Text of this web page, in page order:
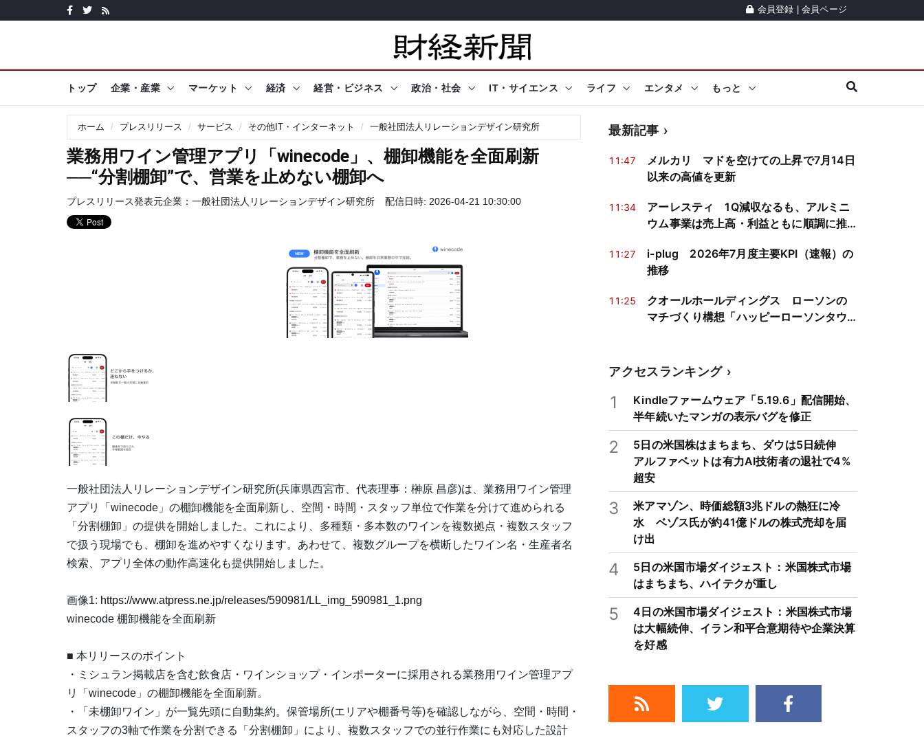
会員登録 会員ページ
トップ 企業・産業 マーケット 経済 経営・ビジネス 政治・社会 IT・サイエンス ライフ エンタメ もっと
ホーム プレスリリース サービス その他IT・インターネット 一般社団法人リレーションデザイン研究所
業務用ワイン管理アプリ「winecode」、棚卸機能を全面刷新
──“分割棚卸”で、営業を止めない棚卸へ
プレスリリース発表元企業： 一般社団法人リレーションデザイン研究所 配信日時: 2026-04-21 10:30:00
一般社団法人リレーションデザイン研究所(兵庫県西宮市、代表理事：榊原 昌彦)は、業務用ワイン管理
アプリ「winecode」の棚卸機能を全面刷新し、空間・時間・スタッフ単位で作業を分けて進められる
「分割棚卸」の提供を開始しました。これにより、多種類・多本数のワインを複数拠点・複数スタッフ
で扱う現場でも、棚卸を進めやすくなります。あわせて、複数グループを横断したワイン名・生産者名
検索、アプリ全体の動作高速化も提供開始しました。
画像1: https://www.atpress.ne.jp/releases/590981/LL_img_590981_1.png
winecode 棚卸機能を全面刷新
■ 本リリースのポイント
・ミシュラン掲載店を含む飲食店・ワインショップ・インポーターに採用される業務用ワイン管理アプ
リ「winecode」の棚卸機能を全面刷新。
・「未棚卸ワイン」が一覧先頭に自動集約。保管場所(エリアや棚番号等)を確認しながら、空間・時間・
スタッフの3軸で作業を分割できる「分割棚卸」により、複数スタッフでの並行作業にも対応した設計
最新記事
11:47
メルカリ マドを空けての上昇で7月14日
以来の高値を更新
11:34
アーレスティ 1Q減収なるも、アルミニ
ウム事業は売上高・利益ともに順調に推
11:27
i-plug 2026年7月度主要KPI（速報）の
推移
11:25
クオールホールディングス ローソンの
マチづくり構想「ハッピーローソンタウ
アクセスランキング
1
Kindleファームウェア「5.19.6」配信開始、
半年続いたマンガの表示バグを修正
2
5日の米国株はまちまち、ダウは5日続伸
アルファベットは有力AI技術者の退社で4%
超安
3
米アマゾン、時価総額3兆ドルの熱狂に冷
水 ベゾス氏が約41億ドルの株式売却を届
け出
4
5日の米国市場ダイジェスト：米国株式市場
はまちまち、ハイテクが重し
5
4日の米国市場ダイジェスト：米国株式市場
は大幅続伸、イラン和平合意期待や企業決算
を好感